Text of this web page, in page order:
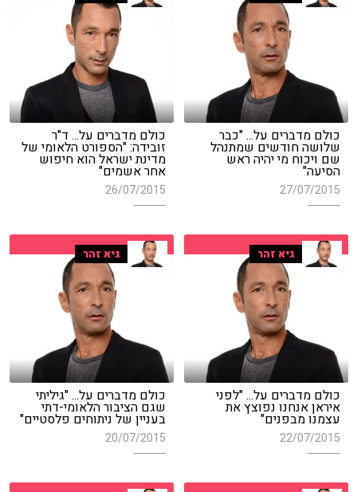
כולם מדברים על... "כבר
שלושה חודשים שמתנהל
שם ויכוח מי יהיה ראש
הסיעה"
27/07/2015
כולם מדברים על... ד"ר
זובידה: "הספורט הלאומי של
מדינת ישראל הוא חיפוש
אחר אשמים"
26/07/2015
גיא זהר
כולם מדברים על... "לפני
איראן אנחנו נפוצץ את
עצמנו מבפנים"
22/07/2015
גיא זהר
כולם מדברים על... "גיליתי
שגם הציבור הלאומי-דתי
בעניין של ניתוחים פלסטיים"
20/07/2015